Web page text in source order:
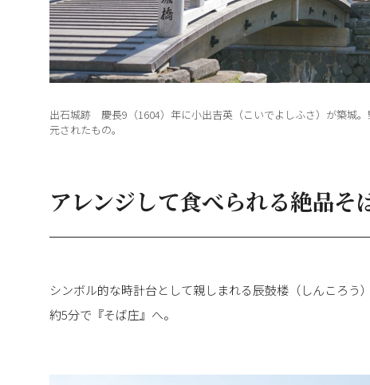
出石城跡 慶長9（1604）年に小出吉英（こいでよしふさ）が築城
元されたもの。
アレンジして食べられる絶品そ
シンボル的な時計台として親しまれる辰鼓楼（しんころ
約5分で『そば庄』へ。